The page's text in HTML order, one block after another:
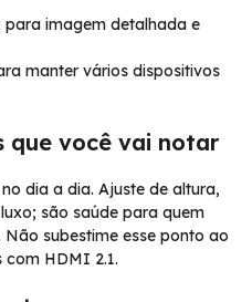
para imagem detalhada e
manter vários dispositivos
que você vai notar
dia a dia. Ajuste de altura,
são saúde para quem
subestime esse ponto ao
com HDMI 2.1.